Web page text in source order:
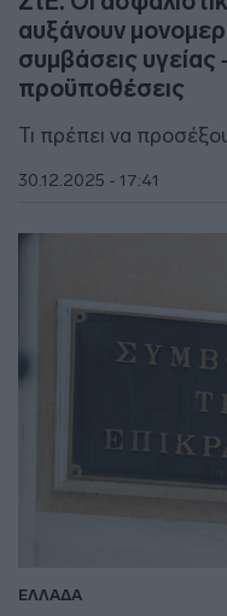
αυξάνουν
συμβάσεις υγείας
προϋποθέσεις
Τι πρέπει να
30.12.2025 - 17:41
ΕΛΛΑΔΑ